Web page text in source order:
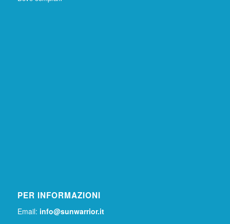
PER INFORMAZIONI
Email: info@sunwarrior.it